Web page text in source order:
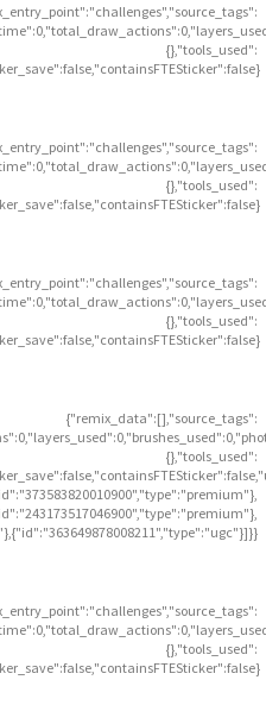
{},"tools_used":
{},"tools_used":
{},"tools_used":
{"remix_data":[],"source_tags":
{},"tools_used":
{},"tools_used":